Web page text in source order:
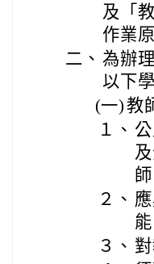
及「
作業
二、 為辦
以下
(一)教
１、
師
２、
３、